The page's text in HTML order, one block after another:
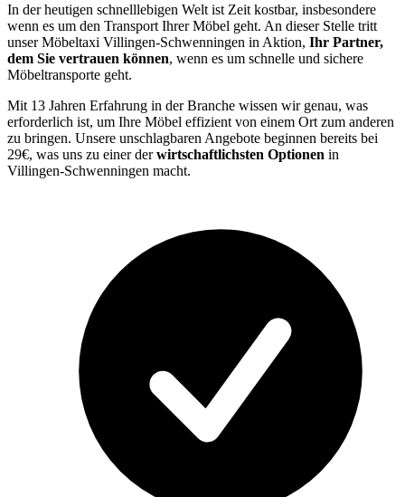
In der heutigen schnelllebigen Welt ist Zeit kostbar, insbesondere
wenn es um den Transport Ihrer Möbel geht. An dieser Stelle tritt
unser Möbeltaxi Villingen-Schwenningen in Aktion, Ihr Partner,
dem Sie vertrauen können, wenn es um schnelle und sichere
Möbeltransporte geht.
Mit 13 Jahren Erfahrung in der Branche wissen wir genau, was
erforderlich ist, um Ihre Möbel effizient von einem Ort zum anderen
zu bringen. Unsere unschlagbaren Angebote beginnen bereits bei
29€, was uns zu einer derwirtschaftlichsten Optionen in
Villingen-Schwenningen macht.